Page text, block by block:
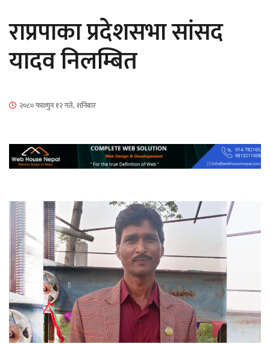
सार्वजनिक
नियन्त्रणमा
‘ईयुमा डट कम’ले बुधबारदेखि आफ्नो
औपचारिक सेवा सञ्चालनमा
राप्रपाका प्रदेशसभा सांसद
यादव निलम्बित
२०८० फाल्गुन १२ गते, शनिबार